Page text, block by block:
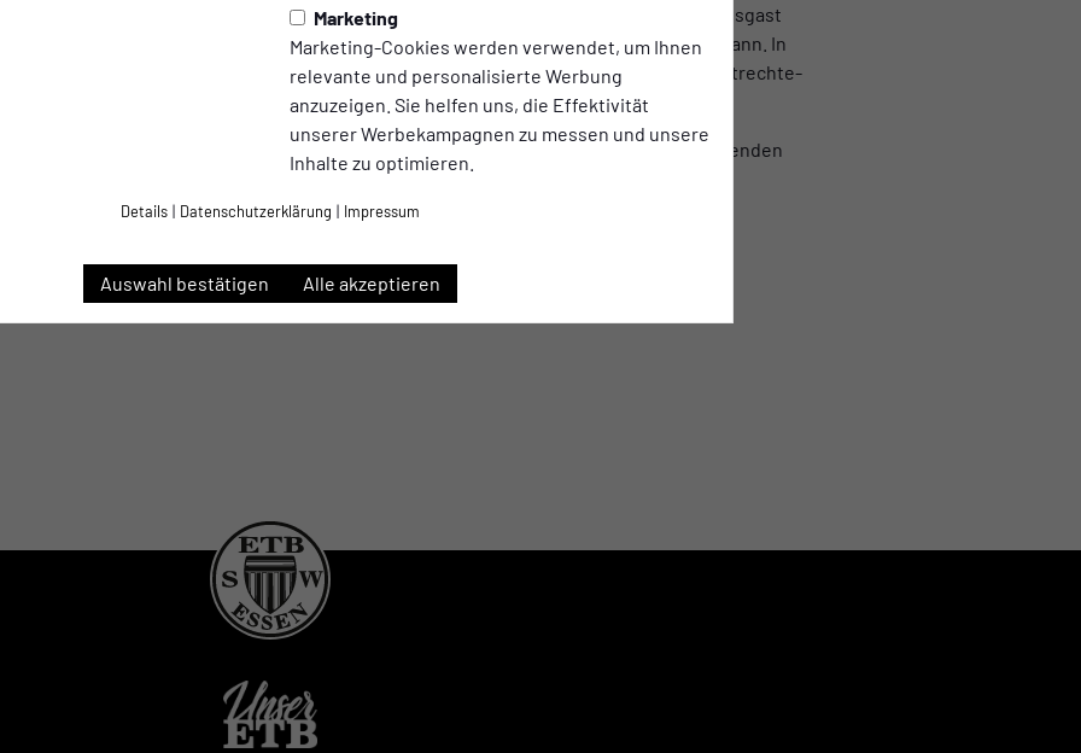
Marketing
Marketing-Cookies werden verwendet, um Ihnen
relevante und personalisierte Werbung
anzuzeigen. Sie helfen uns, die Effektivität
unserer Werbekampagnen zu messen und unsere
Inhalte zu optimieren.
Details | Datenschutzerklärung | Impressum
Auswahl bestätigen Alle akzeptieren
die Sportstadt Essen am Mikrofon von Günther Oberholz. „Obi“ interviewte auch Impulsgast
die zahlreichen Gäste mit exquisitem Essen stärkten und intensives Networking begann. In
Dr. Michael Welling unter anderem von seinem Studium, seiner Tätigkeit beim Sportrechte-
Vorstandstätigkeiten bei Rot-Weiss Essen und aktuell beim VfL Osnabrück.
hat, und freuen uns schon auf das nächste ETB-Sponsorentreffen in der kommenden